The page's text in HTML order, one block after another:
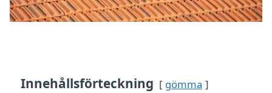
Innehållsförteckning gömma